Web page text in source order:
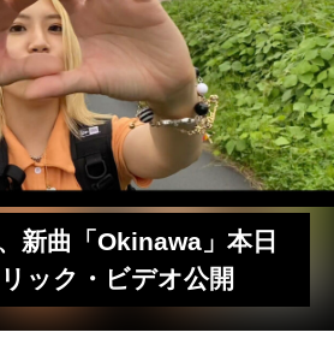
新曲「Okinawa」本日
ック・ビデオ公開